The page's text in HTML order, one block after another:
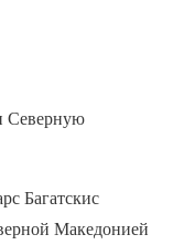
Северную
Багатскис
Македонией